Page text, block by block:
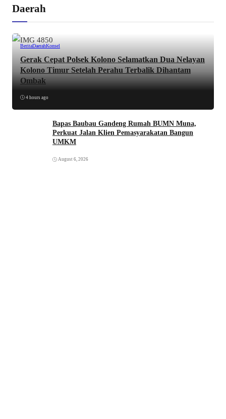
Daerah
BeritaDaerahKonsel
Gerak Cepat Polsek Kolono Selamatkan Dua Nelayan
Kolono Timur Setelah Perahu Terbalik Dihantam
Ombak
4 hours ago
Bapas Baubau Gandeng Rumah BUMN Muna,
Perkuat Jalan Klien Pemasyarakatan Bangun
UMKM
August 6, 2026